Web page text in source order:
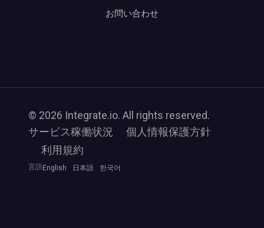
お問い合わせ
© 2026 Integrate.io. All rights reserved.
サービス稼働状況
個人情報保護方針
利用規約
言語 English 日本語 한국어